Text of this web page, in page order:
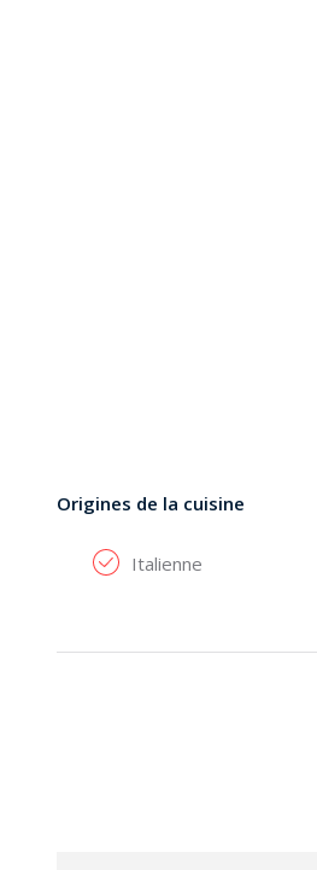
Origines de la cuisine
Italienne